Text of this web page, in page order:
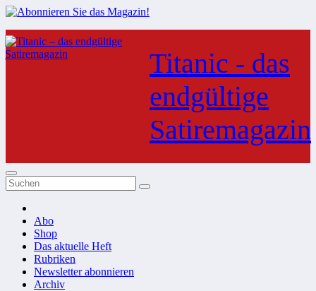
Zum
Inhalt
springen
Titanic - das
endgültige
Satiremagazin
Abo
Shop
Das aktuelle Heft
Rubriken
Newsletter abonnieren
Archiv